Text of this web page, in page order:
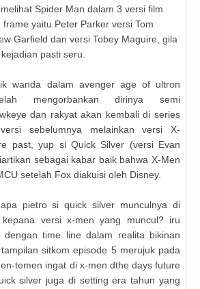
Spider Man dalam 3 versi film
yaitu Peter Parker versi Tom
Garfield dan versi Tobey Maguire, gila
pasti seru.
wanda dalam avenger age of ultron
mengorbankan dirinya semi
dan rakyat akan kembali di series
sebelumnya melainkan versi X-
past, yup si Quick Silver (versi Evan
sebagai kabar baik bahwa X-Men
setelah Fox diakuisi oleh Disney.
pietro si quick silver munculnya di
versi x-men yang muncul? iru
time line dalam realita bikinan
sitkom episode 5 merujuk pada
temen ingat di x-men dthe days future
silver juga di setting era tahun yang